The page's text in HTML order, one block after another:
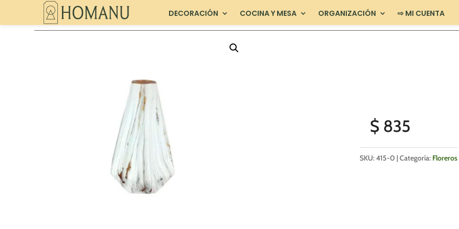
DECORACIÓN COCINA Y MESA ORGANIZACIÓN ⇨ MI CUENTA
$ 835
SKU:415-0 Categoría: Floreros